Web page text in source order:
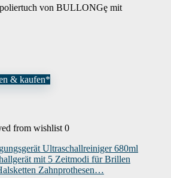
von BULLONGȩ mit
& kaufen*
from wishlist 0